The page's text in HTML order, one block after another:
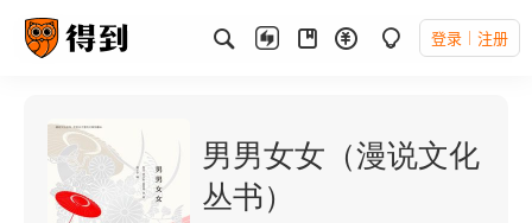
登录 注册
男男女女（漫说文化
丛书）